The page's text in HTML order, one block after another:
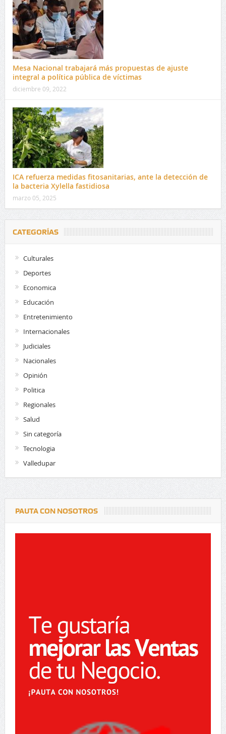
Mesa Nacional trabajará más propuestas de ajuste
integral a política pública de víctimas
diciembre 09, 2022
ICA refuerza medidas fitosanitarias, ante la detección de
la bacteria Xylella fastidiosa
marzo 05, 2025
CATEGORÍAS
Culturales
Deportes
Economica
Educación
Entretenimiento
Internacionales
Judiciales
Nacionales
Opinión
Politica
Regionales
Salud
Sin categoría
Tecnologia
Valledupar
PAUTA CON NOSOTROS